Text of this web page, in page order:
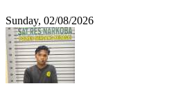
Sunday, 02/08/2026